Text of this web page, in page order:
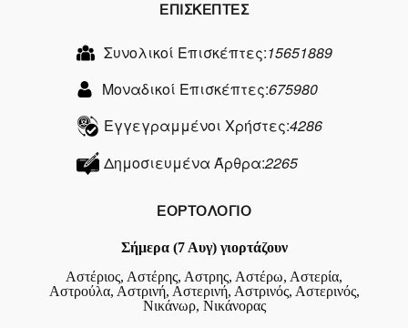
ΕΠΙΣΚΕΠΤΕΣ
Συνολικοί Επισκέπτες:15651889
Μοναδικοί Επισκέπτες:675980
Εγγεγραμμένοι Χρήστες:4286
Δημοσιευμένα Άρθρα:2265
ΕΟΡΤΟΛΟΓΙΟ
Σήμερα (7 Αυγ) γιορτάζουν
Αστέριος, Αστέρης, Αστρης, Αστέρω, Αστερία,
Αστρούλα, Αστρινή, Αστερινή, Αστρινός, Αστερινός,
Νικάνωρ, Νικάνορας